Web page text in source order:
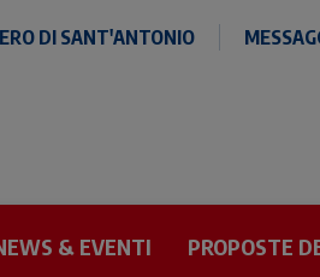
DI SANT'ANTONIO
& EVENTI PROPOSTE